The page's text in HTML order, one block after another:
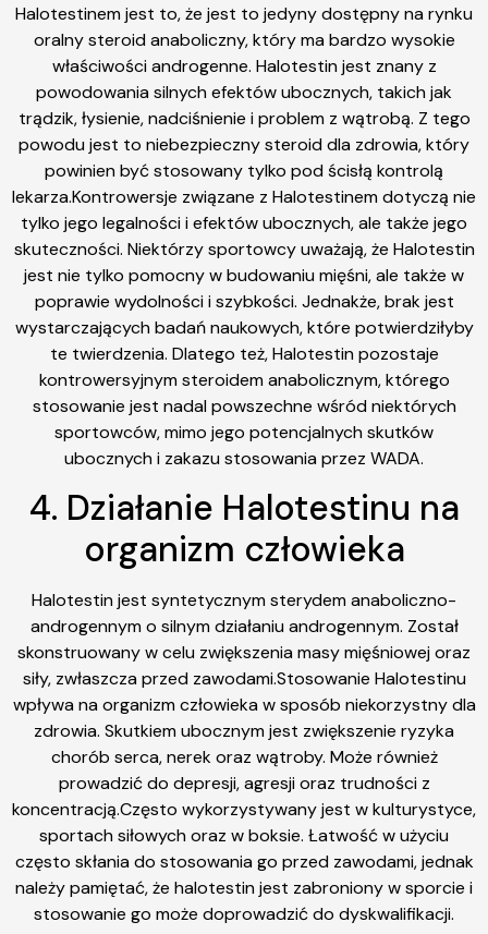
Halotestinem jest to, że jest to jedyny dostępny na rynku
oralny steroid anaboliczny, który ma bardzo wysokie
właściwości androgenne. Halotestin jest znany z
powodowania silnych efektów ubocznych, takich jak
trądzik, łysienie, nadciśnienie i problem z wątrobą. Z tego
powodu jest to niebezpieczny steroid dla zdrowia, który
powinien być stosowany tylko pod ścisłą kontrolą
lekarza.Kontrowersje związane z Halotestinem dotyczą nie
tylko jego legalności i efektów ubocznych, ale także jego
skuteczności. Niektórzy sportowcy uważają, że Halotestin
jest nie tylko pomocny w budowaniu mięśni, ale także w
poprawie wydolności i szybkości. Jednakże, brak jest
wystarczających badań naukowych, które potwierdziłyby
te twierdzenia. Dlatego też, Halotestin pozostaje
kontrowersyjnym steroidem anabolicznym, którego
stosowanie jest nadal powszechne wśród niektórych
sportowców, mimo jego potencjalnych skutków
ubocznych i zakazu stosowania przez WADA.
4. Działanie Halotestinu na
organizm człowieka
Halotestin jest syntetycznym sterydem anaboliczno-
androgennym o silnym działaniu androgennym. Został
skonstruowany w celu zwiększenia masy mięśniowej oraz
siły, zwłaszcza przed zawodami.Stosowanie Halotestinu
wpływa na organizm człowieka w sposób niekorzystny dla
zdrowia. Skutkiem ubocznym jest zwiększenie ryzyka
chorób serca, nerek oraz wątroby. Może również
prowadzić do depresji, agresji oraz trudności z
koncentracją.Często wykorzystywany jest w kulturystyce,
sportach siłowych oraz w boksie. Łatwość w użyciu
często skłania do stosowania go przed zawodami, jednak
należy pamiętać, że halotestin jest zabroniony w sporcie i
stosowanie go może doprowadzić do dyskwalifikacji.